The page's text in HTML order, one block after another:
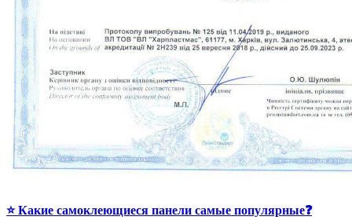
⭐ Какие самоклеющиеся панели самые популярные❓